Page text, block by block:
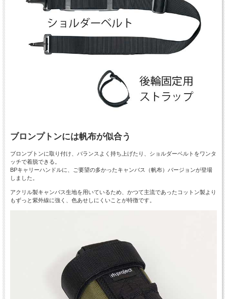
ブロンプトンには帆布が似合う
ブロンプトンに取り付け、バランスよく持ち上げたり、ショルダーベルトをワンタ
ッチで着脱できる。
BPキャリーハンドルに、ご要望の多かったキャンバス（帆布）バージョンが登場
しました。
アクリル製キャンバス生地を用いているため、かつて主流であったコットン製より
もずっと紫外線に強く、色あせしにくいことが特徴です。